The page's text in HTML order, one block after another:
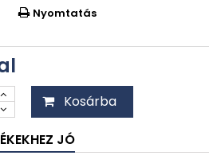
Nyomtatás
Kosárba
JÓ